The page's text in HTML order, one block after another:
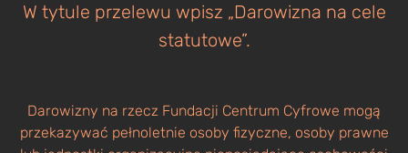
W tytule przelewu wpisz „Darowizna na cele
statutowe”.
Darowizny na rzecz Fundacji Centrum Cyfrowe mogą
przekazywać pełnoletnie osoby fizyczne, osoby prawne